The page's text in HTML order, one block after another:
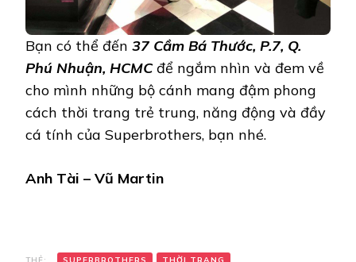
Bạn có thể đến 37 Cầm Bá Thước, P.7, Q.
Phú Nhuận, HCMCđể ngắm nhìn và đem về
cho mình những bộ cánh mang đậm phong
cách thời trang trẻ trung, năng động và đầy
cá tính của Superbrothers, bạn nhé.
Anh Tài – Vũ Martin
THẺ: SUPERBROTHERS THỜI TRANG